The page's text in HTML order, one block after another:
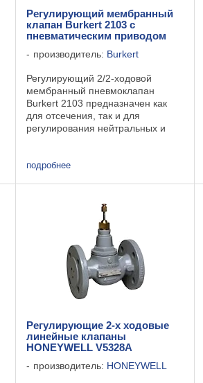
Регулирующий мембранный
клапан Burkert 2103 с
пневматическим приводом
производитель: Burkert
Регулирующий 2/2-ходовой
мембранный пневмоклапан
Burkert 2103 предназначен как
для отсечения, так и для
регулирования нейтральных и
25 мм. Материал корпуса
подробнее
Регулирующие 2-х ходовые
линейные клапаны
HONEYWELL V5328A
производитель: HONEYWELL